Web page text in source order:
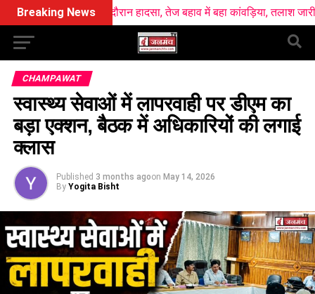
Breaking News
स्नान के दौरान हादसा, तेज बहाव में बहा कांवड़िया, तलाश जारी खटीमा
CHAMPAWAT
स्वास्थ्य सेवाओं में लापरवाही पर डीएम का
बड़ा एक्शन, बैठक में अधिकारियों की लगाई
क्लास
Published 3 months agoon May 14, 2026
By Yogita Bisht